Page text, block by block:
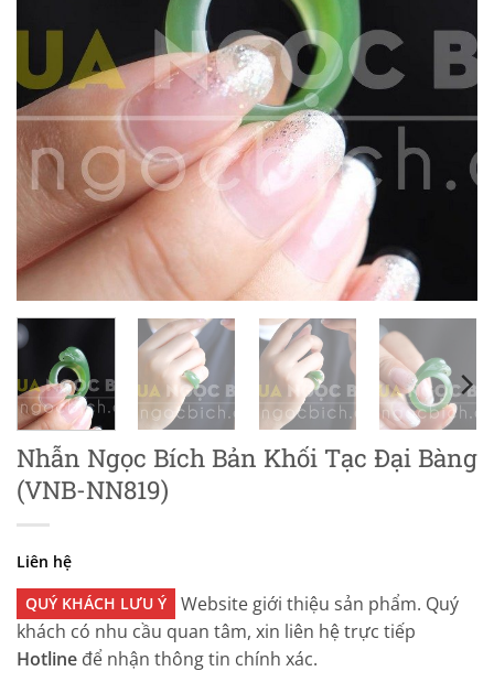
Nhẫn Ngọc Bích Bản Khối Tạc Đại Bàng
(VNB-NN819)
Liên hệ
QUÝ KHÁCH LƯU Ý
Website giới thiệu sản phẩm. Quý
khách có nhu cầu quan tâm, xin liên hệ trực tiếp
Hotline để nhận thông tin chính xác.